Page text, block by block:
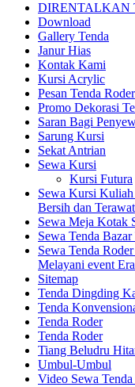
DIRENTALKAN
Download
Gallery Tenda
Janur Hias
Kontak Kami
Kursi Acrylic
Pesan Tenda Roder
Promo Dekorasi
Saran Bagi
Sarung Kursi
Sekat Antrian
Sewa Kursi
Kursi Futura
Sewa Kursi
Bersih dan Terawat
Sewa Meja Kotak
Sewa Tenda
Sewa Tenda
Melayani event
Sitemap
Tenda Dingding
Tenda
Tenda Roder
Tenda Roder
Tiang Beludru
Umbul-Umbul
Video Sewa